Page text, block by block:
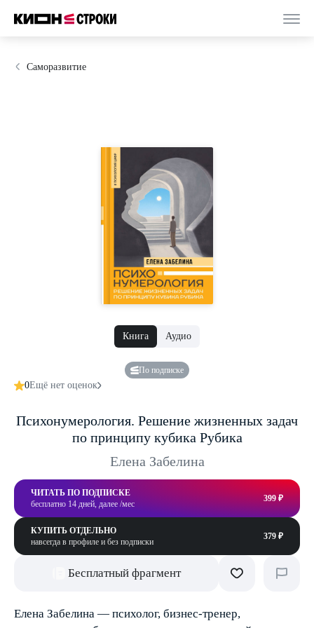
Саморазвитие
Книга Аудио
По подписке
0Ещё нет оценок
Психонумерология. Решение жизненных задач
по принципу кубика Рубика
Елена Забелина
ЧИТАТЬ ПО ПОДПИСКЕ
бесплатно 14 дней, далее /мес
399 ₽
КУПИТЬ ОТДЕЛЬНО
навсегда в профиле и без подписки
379 ₽
Бесплатный фрагмент
Елена Забелина — психолог, бизнес-тренер,